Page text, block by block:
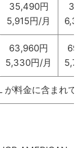
35,490円
5,915円/月
63,960円
5,330円/月
が料金に含まれて